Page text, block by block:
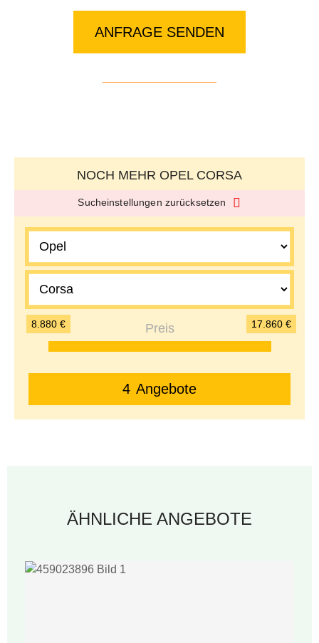
ANFRAGE SENDEN
NOCH MEHR OPEL CORSA
Sucheinstellungen zurücksetzen
8.880 € 17.860 €
4 Angebote
ÄHNLICHE ANGEBOTE